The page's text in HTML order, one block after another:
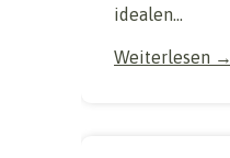
idealen...
Weiterlesen →